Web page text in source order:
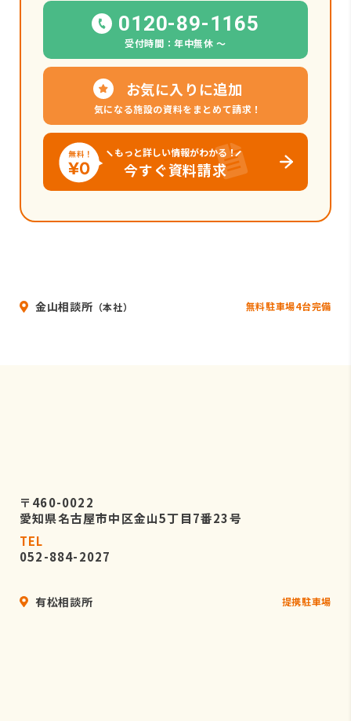
0120-89-1165
受付時間：年中無休 〜
お気に入りに追加
気になる施設の資料をまとめて請求！
もっと詳しい情報がわかる！
今すぐ資料請求
金山相談所 （本社） 無料駐車場4台完備
〒460-0022
愛知県名古屋市中区金山5丁目7番23号
TEL
052-884-2027
有松相談所 提携駐車場